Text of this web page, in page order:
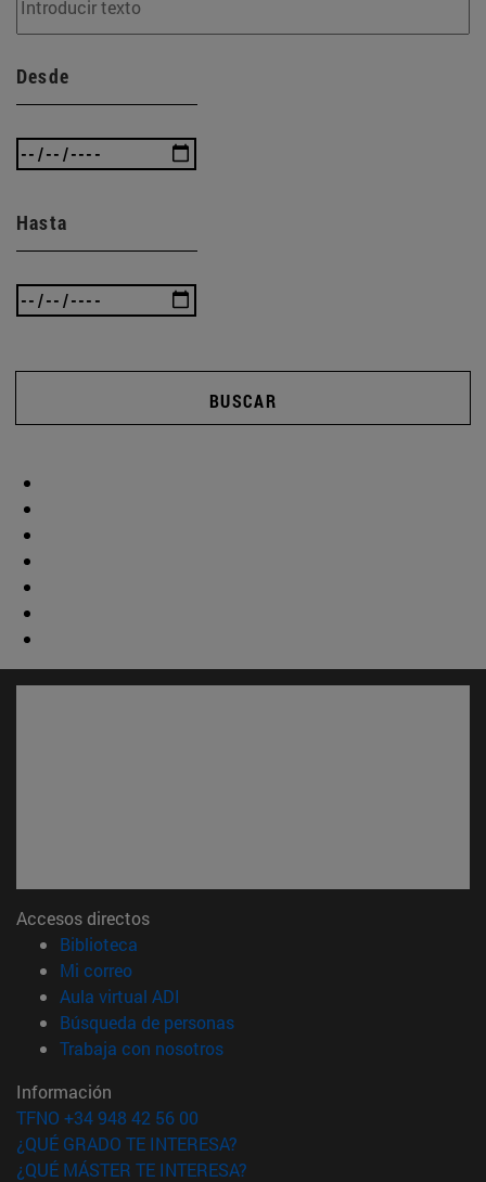
Desde
Hasta
BUSCAR
Accesos directos
Biblioteca
Mi correo(abre en nueva ventana)
Aula virtual ADI
Búsqueda de personas(abre en nueva ventana)
Trabaja con nosotros(abre en nueva ventana)
Información
TFNO +34 948 42 56 00
¿QUÉ GRADO TE INTERESA?
¿QUÉ MÁSTER TE INTERESA?